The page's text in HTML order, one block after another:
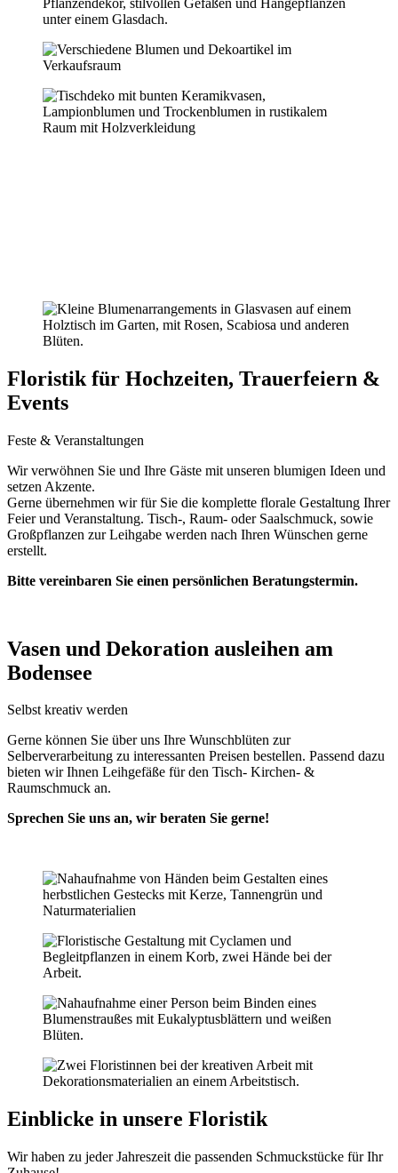
Floristik für Hochzeiten, Trauerfeiern &
Events
Feste & Veranstaltungen
Wir verwöhnen Sie und Ihre Gäste mit unseren blumigen Ideen und
setzen Akzente.
Gerne übernehmen wir für Sie die komplette florale Gestaltung Ihrer
Feier und Veranstaltung. Tisch-, Raum- oder Saalschmuck, sowie
Großpflanzen zur Leihgabe werden nach Ihren Wünschen gerne
erstellt.
Bitte vereinbaren Sie einen persönlichen Beratungstermin.
Vasen und Dekoration ausleihen am
Bodensee
Selbst kreativ werden
Gerne können Sie über uns Ihre Wunschblüten zur
Selberverarbeitung zu interessanten Preisen bestellen. Passend dazu
bieten wir Ihnen Leihgefäße für den Tisch- Kirchen- &
Raumschmuck an.
Sprechen Sie uns an, wir beraten Sie gerne!
Einblicke in unsere Floristik
Wir haben zu jeder Jahreszeit die passenden Schmuckstücke für Ihr